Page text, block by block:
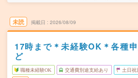
未読 掲載日 2026/08/09
17時まで＊未経験OK＊各種
ど
職種未経験OK 交通費別途支給あり 土日祝